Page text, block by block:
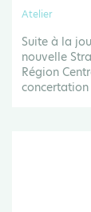
Atelier
Suite à la
nouvelle
Région